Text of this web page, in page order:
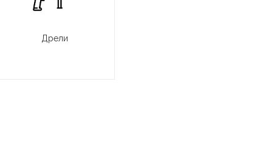
Дрели